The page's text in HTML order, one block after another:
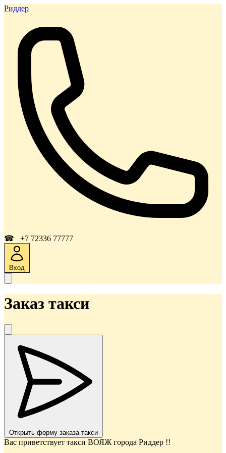
Риддер
☎ +7 72336 77777
Вход
Заказ такси
Открыть форму заказа такси
Вас приветствует такси ВОЯЖ города Риддер !!